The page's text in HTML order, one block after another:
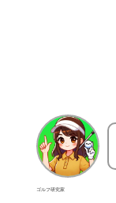
ゴルフ研究家